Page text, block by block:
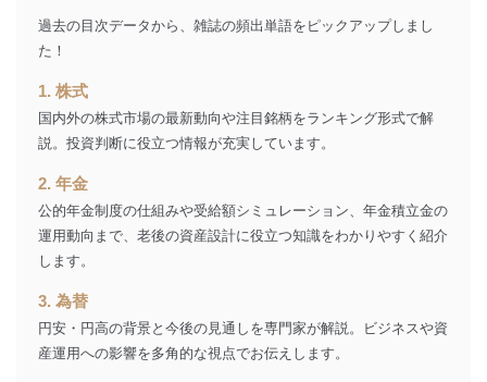
2 いただいた方の個
処、オペレーター教育など応対品
3
当社カスタマーQ＆
Aサービス利用者
ｅメール等によるカスタマーQ＆A
サイトのサービス内容のご案内の
ため
るご案内のため
4
採用応募者の方の
採用選考、ご連絡のため
人情報
パートナー（提携
企業）からの委託
により当社の
購入商品配送のため
提携企業及びお客様がご購入され
た商品の発売元企業からのｅメー
過去の目次データから、雑誌の頻出単語をピックアップしまし
た！
1. 株式
国内外の株式市場の最新動向や注目銘柄をランキング形式で解
説。投資判断に役立つ情報が充実しています。
2. 年金
公的年金制度の仕組みや受給額シミュレーション、年金積立金の
運用動向まで、老後の資産設計に役立つ知識をわかりやすく紹介
します。
3. 為替
円安・円高の背景と今後の見通しを専門家が解説。ビジネスや資
産運用への影響を多角的な視点でお伝えします。